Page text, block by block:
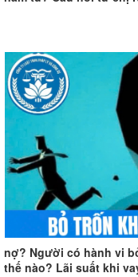
nợ? Người có hành vi
thế nào? Lãi suất khi